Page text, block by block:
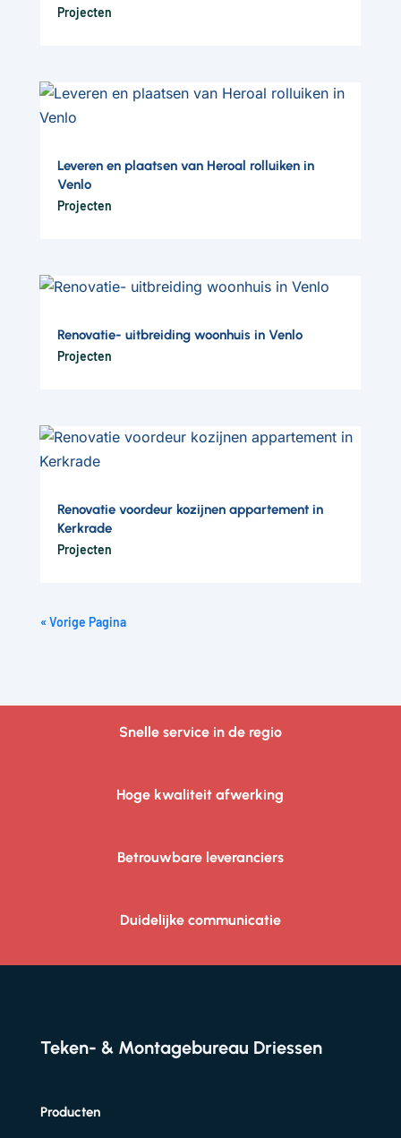
Projecten
Leveren en plaatsen van Heroal rolluiken in
Venlo
Projecten
Renovatie- uitbreiding woonhuis in Venlo
Projecten
Renovatie voordeur kozijnen appartement in
Kerkrade
Projecten
« Vorige Pagina
Snelle service in de regio
Hoge kwaliteit afwerking
Betrouwbare leveranciers
Duidelijke communicatie
Teken- & Montagebureau Driessen
Producten